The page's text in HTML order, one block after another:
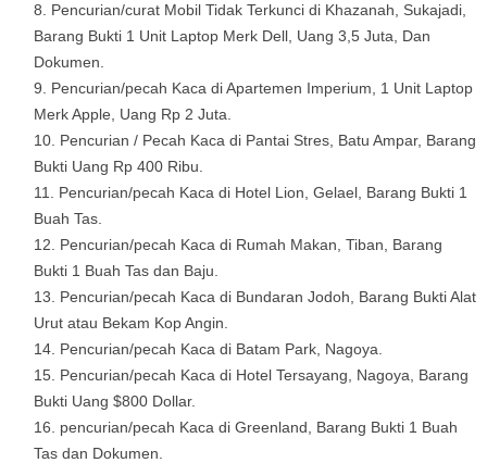
Pencurian/curat Mobil Tidak Terkunci di Khazanah, Sukajadi,
Barang Bukti 1 Unit Laptop Merk Dell, Uang 3,5 Juta, Dan
Dokumen.
Pencurian/pecah Kaca di Apartemen Imperium, 1 Unit Laptop
Merk Apple, Uang Rp 2 Juta.
Pencurian / Pecah Kaca di Pantai Stres, Batu Ampar, Barang
Bukti Uang Rp 400 Ribu.
Pencurian/pecah Kaca di Hotel Lion, Gelael, Barang Bukti 1
Buah Tas.
Pencurian/pecah Kaca di Rumah Makan, Tiban, Barang
Bukti 1 Buah Tas dan Baju.
Pencurian/pecah Kaca di Bundaran Jodoh, Barang Bukti Alat
Urut atau Bekam Kop Angin.
Pencurian/pecah Kaca di Batam Park, Nagoya.
Pencurian/pecah Kaca di Hotel Tersayang, Nagoya, Barang
Bukti Uang $800 Dollar.
pencurian/pecah Kaca di Greenland, Barang Bukti 1 Buah
Tas dan Dokumen.